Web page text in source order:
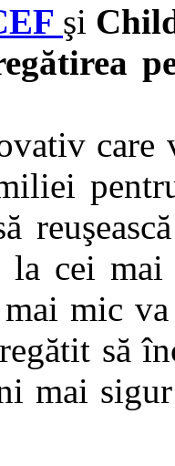
şi
care
la cei
mic va
să
mai